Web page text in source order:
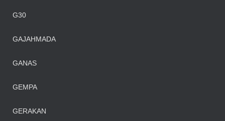
G30
GAJAHMADA
GANAS
GEMPA
GERAKAN